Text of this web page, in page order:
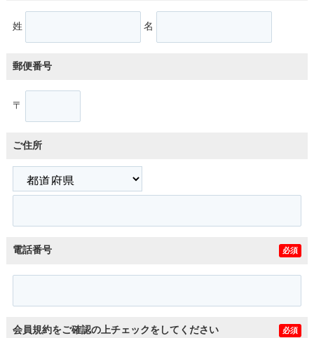
姓 名
郵便番号
〒
ご住所
電話番号 必須
会員規約をご確認の上チェックをしてください 必須